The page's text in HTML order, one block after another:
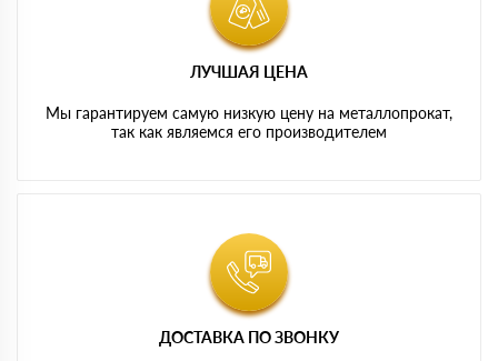
ЛУЧШАЯ ЦЕНА
Мы гарантируем самую низкую цену на металлопрокат,
так как являемся его производителем
ДОСТАВКА ПО ЗВОНКУ